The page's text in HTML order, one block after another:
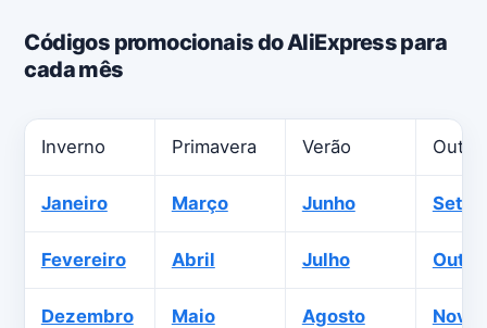
Códigos promocionais do AliExpress para
cada mês
Inverno Primavera Verão
Janeiro Março Junho
Fevereiro Abril Julho
Dezembro Maio Agosto